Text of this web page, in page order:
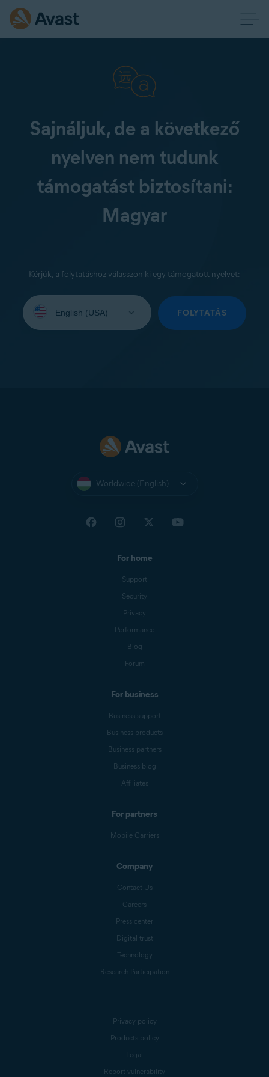
Sajnáljuk, de a következő
nyelven nem tudunk
támogatást biztosítani:
Magyar
Kérjük, a folytatáshoz válasszon ki egy támogatott nyelvet:
your
FOLYTATÁS
Worldwide (English)
For home
Support
Security
Privacy
Performance
Blog
Forum
For business
Business support
Business products
Business partners
Business blog
Affiliates
For partners
Mobile Carriers
Company
Contact Us
Careers
Press center
Digital trust
Technology
Research Participation
Privacy policy
Products policy
Legal
Report vulnerability